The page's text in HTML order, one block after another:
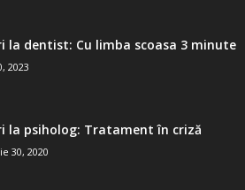
la dentist: Cu limba scoasa 3 minute
2023
la psiholog: Tratament în criză
30, 2020